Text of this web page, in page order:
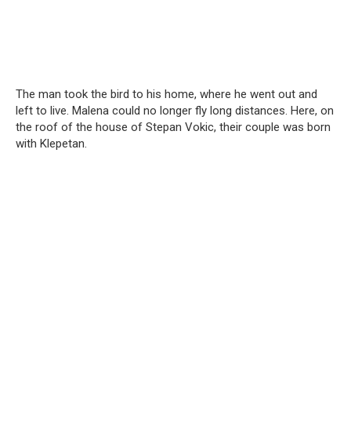
The man took the bird to his home, where he went out and
left to live. Malena could no longer fly long distances. Here, on
the roof of the house of Stepan Vokic, their couple was born
with Klepetan.